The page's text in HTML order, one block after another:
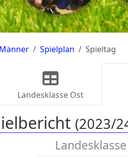
Spielplan Spieltag
Landesklasse Ost
(2023/